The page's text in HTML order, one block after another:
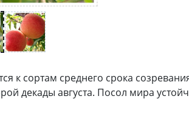
к сортам среднего срока
декады августа. Посол мира